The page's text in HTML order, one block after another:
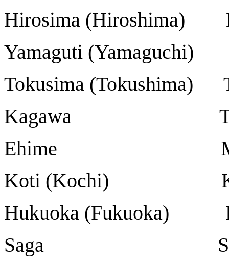
Hirosima (Hiroshima)
Yamaguti (Yamaguchi)
Tokusima (Tokushima)
Kagawa
Ehime
Koti (Kochi)
Hukuoka (Fukuoka)
Saga